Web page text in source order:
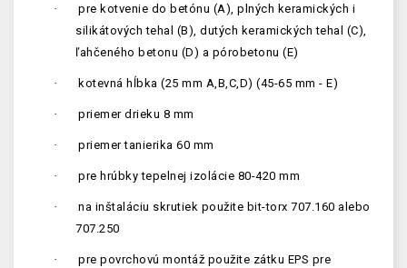
·
pre kotvenie do betónu (A), plných keramických i
silikátových tehal (B), dutých keramických tehal (C),
ľahčeného betonu (D) a pórobetonu (E)
· kotevná hĺbka (25 mm A,B,C,D) (45-65 mm - E)
· priemer drieku 8 mm
· priemer tanierika 60 mm
· pre hrúbky tepelnej izolácie 80-420 mm
·
na inštaláciu skrutiek použite bit-torx 707.160 alebo
707.250
·
pre povrchovú montáž použite zátku EPS pre